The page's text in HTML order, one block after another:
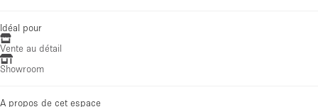
Idéal pour
Vente au détail
Showroom
A propos de cet espace